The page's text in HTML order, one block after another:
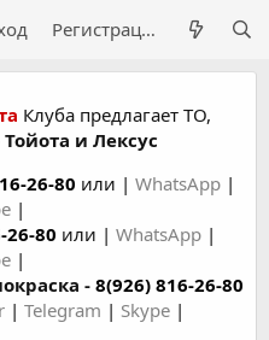
Регистрация
Клуба предлагает ТО,
Тойота и Лексус
26-80 или | WhatsApp |
|
26-80 или | WhatsApp |
|
- 8(926) 816-26-80
| Telegram | Skype |